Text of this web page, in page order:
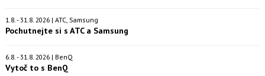
1.8. - 31.8. 2026 | ATC, Samsung
Pochutnejte si s ATC a Samsung
6.8. - 31.8. 2026 | BenQ
Vytoč to s BenQ